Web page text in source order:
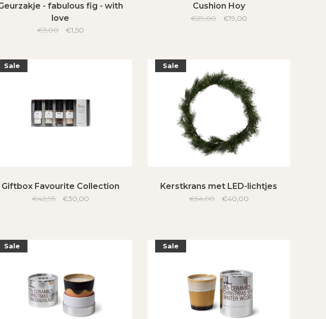
- fabulous fig - with
love
€3,00 €1,50
Cushion Hoy
€29,00 €19,00
Sale
Giftbox Favourite Collection
€42,95 €30,00
Sale
Kerstkrans met LED-lichtjes
€54,00 €40,00
Sale Sale